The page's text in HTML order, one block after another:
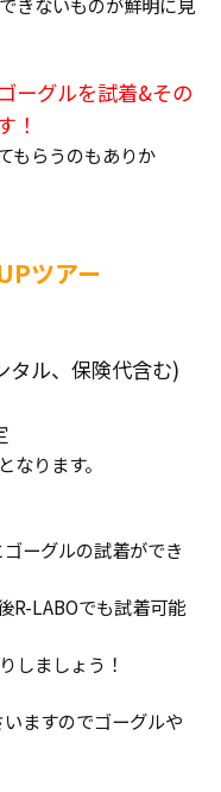
ーグルを試着&その
！
もらうのもありか
ツアー
ル、保険代含む)
ります。
ーグルの試着ができ
R-LABOでも試着可能
しましょう！
ますのでゴーグルや